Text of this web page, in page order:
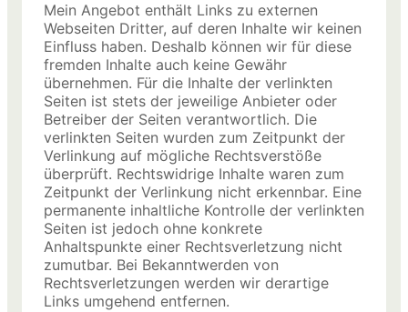
Mein Angebot enthält Links zu externen
Webseiten Dritter, auf deren Inhalte wir keinen
Einfluss haben. Deshalb können wir für diese
fremden Inhalte auch keine Gewähr
übernehmen. Für die Inhalte der verlinkten
Seiten ist stets der jeweilige Anbieter oder
Betreiber der Seiten verantwortlich. Die
verlinkten Seiten wurden zum Zeitpunkt der
Verlinkung auf mögliche Rechtsverstöße
überprüft. Rechtswidrige Inhalte waren zum
Zeitpunkt der Verlinkung nicht erkennbar. Eine
permanente inhaltliche Kontrolle der verlinkten
Seiten ist jedoch ohne konkrete
Anhaltspunkte einer Rechtsverletzung nicht
zumutbar. Bei Bekanntwerden von
Rechtsverletzungen werden wir derartige
Links umgehend entfernen.